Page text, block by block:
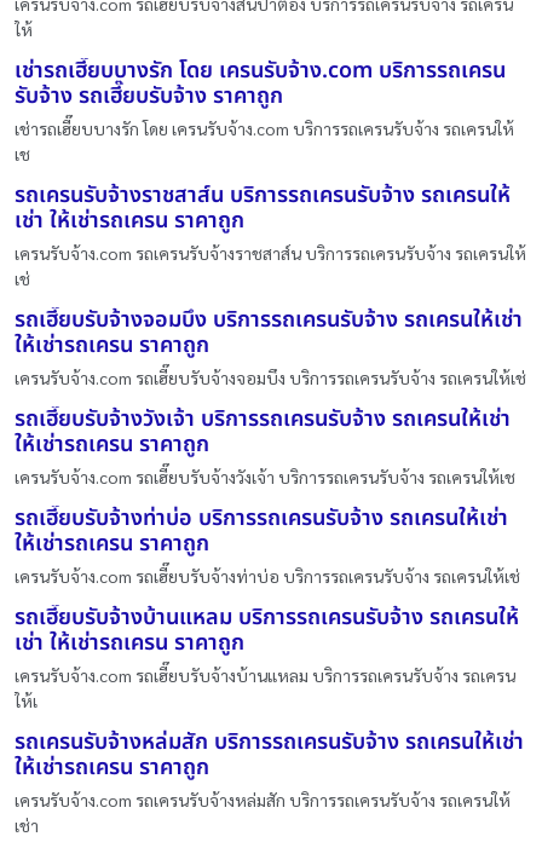
ให้
เช่ารถเฮี๊ยบบางรัก โดย เครนรับจ้าง.com บริการรถเครน
รับจ้าง รถเฮี๊ยบรับจ้าง ราคาถูก
เช่ารถเฮี๊ยบบางรัก โดย เครนรับจ้าง.com บริการรถเครนรับจ้าง รถเครนให้
เช
รถเครนรับจ้างราชสาส์น บริการรถเครนรับจ้าง รถเครนให้
เช่า ให้เช่ารถเครน ราคาถูก
เครนรับจ้าง.com รถเครนรับจ้างราชสาส์น บริการรถเครนรับจ้าง รถเครนให้
เช่
รถเฮี๊ยบรับจ้างจอมบึง บริการรถเครนรับจ้าง รถเครนให้เช่า
ให้เช่ารถเครน ราคาถูก
เครนรับจ้าง.com รถเฮี๊ยบรับจ้างจอมบึง บริการรถเครนรับจ้าง รถเครนให้เช่
รถเฮี๊ยบรับจ้างวังเจ้า บริการรถเครนรับจ้าง รถเครนให้เช่า
ให้เช่ารถเครน ราคาถูก
เครนรับจ้าง.com รถเฮี๊ยบรับจ้างวังเจ้า บริการรถเครนรับจ้าง รถเครนให้เช
รถเฮี๊ยบรับจ้างท่าบ่อ บริการรถเครนรับจ้าง รถเครนให้เช่า
ให้เช่ารถเครน ราคาถูก
เครนรับจ้าง.com รถเฮี๊ยบรับจ้างท่าบ่อ บริการรถเครนรับจ้าง รถเครนให้เช่
รถเฮี๊ยบรับจ้างบ้านแหลม บริการรถเครนรับจ้าง รถเครนให้
เช่า ให้เช่ารถเครน ราคาถูก
เครนรับจ้าง.com รถเฮี๊ยบรับจ้างบ้านแหลม บริการรถเครนรับจ้าง รถเครน
ให้เ
รถเครนรับจ้างหล่มสัก บริการรถเครนรับจ้าง รถเครนให้เช่า
ให้เช่ารถเครน ราคาถูก
เครนรับจ้าง.com รถเครนรับจ้างหล่มสัก บริการรถเครนรับจ้าง รถเครนให้
เช่า